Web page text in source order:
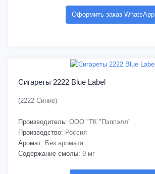
Оформить заказ WhatsApp
Сигареты 2222 Blue Label
(2222 Синие)
Производитель: ООО "ТК "Пэппэлл"
Производство: Россия
Аромат: Без аромата
Содержание смолы: 9 мг